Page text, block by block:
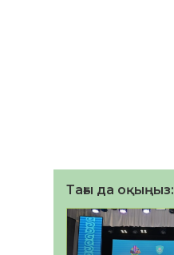
Тағы да оқыңыз: